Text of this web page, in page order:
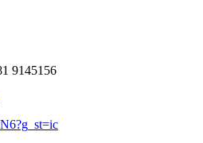
9145156